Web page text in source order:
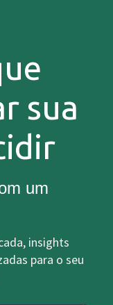
sua
um
insights
para o seu